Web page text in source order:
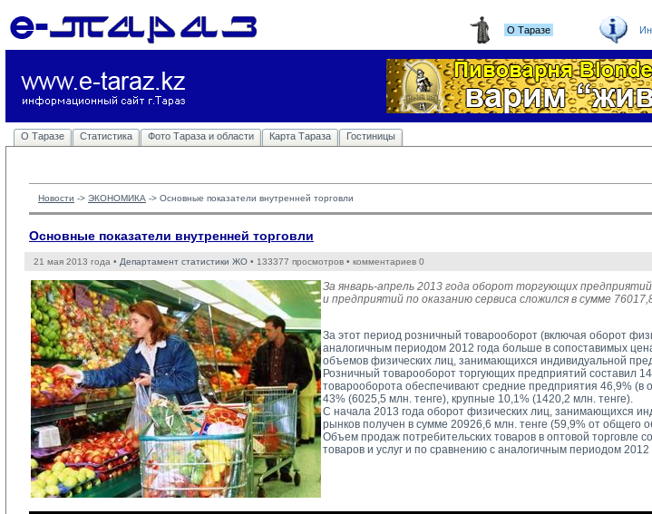
О Таразе
О Таразе Статистика Фото Тараза и области Карта Тараза Гостиницы
Новости -> ЭКОНОМИКА -> Основные показатели внутренней торговли
Основные показатели внутренней торговли
21 мая 2013 года • Департамент статистики ЖО • 133377 просмотров • комментариев 0
За январь-апрель 2013 года оборот торгующих
и предприятий по оказанию сервиса сложился в сумме
За этот период розничный товарооборот (включая оборот
аналогичным периодом 2012 года больше в сопоставимых
объемов физических лиц, занимающихся индивидуальной
Розничный товарооборот торгующих предприятий составил
товарооборота обеспечивают средние предприятия 46,9%
43% (6025,5 млн. тенге), крупные 10,1% (1420,2 млн. тенге).
С начала 2013 года оборот физических лиц, занимающихся
рынков получен в сумме 20926,6 млн. тенге (59,9% от общего
Объем продаж потребительских товаров в оптовой торговле
товаров и услуг и по сравнению с аналогичным периодом